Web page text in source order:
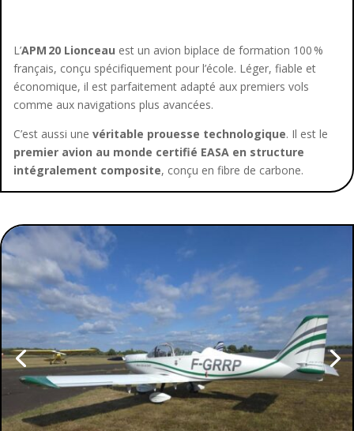
L’APM 20 Lionceau est un avion biplace de formation 100 %
français, conçu spécifiquement pour l’école. Léger, fiable et
économique, il est parfaitement adapté aux premiers vols
comme aux navigations plus avancées.
C’est aussi une véritable prouesse technologique. Il est le
premier avion au monde certifié EASA en structure
intégralement composite, conçu en fibre de carbone.